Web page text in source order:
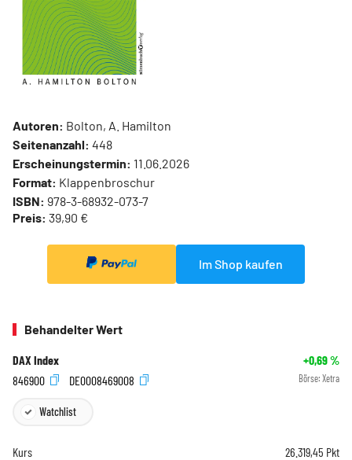
Autoren: Bolton, A. Hamilton
Seitenanzahl: 448
Erscheinungstermin: 11.06.2026
Format: Klappenbroschur
ISBN: 978-3-68932-073-7
Preis: 39,90 €
Im Shop kaufen
Behandelter Wert
DAX Index +0,69%
846900
DE0008469008 Börse: Xetra
Watchlist
Kurs 26.319,45 Pkt